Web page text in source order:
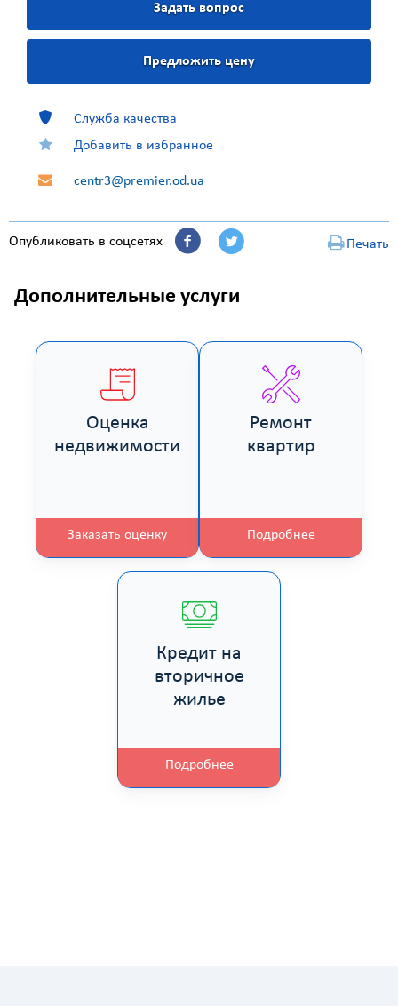
Задать вопрос
Предложить цену
Служба качества
Добавить в избранное
centr3@premier.od.ua
Опубликовать в соцсетях Печать
Дополнительные услуги
Оценка
недвижимости
Заказать оценку
Ремонт
квартир
Подробнее
Кредит на
вторичное
жилье
Подробнее